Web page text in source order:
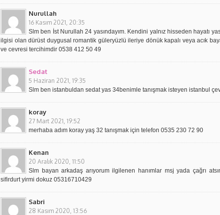
Nurullah
16 Kasım 2021, 20:35
Slm ben İst Nurullah 24 yasındayım. Kendini yalnız hisseden hayatı
ilgisi olan dürüst duygusal romantik güleryüzlü ileriye dönük kapalı veya acık
ve cevresi tercihimdir 0538 412 50 49
Sedat
5 Haziran 2021, 19:35
Slm ben istanbuldan sedat yas 34benimle tanışmak isteyen istanbul
koray
27 Mart 2021, 19:52
merhaba adım koray yaş 32 tanışmak için telefon 0535 230 72 90
Kenan
20 Aralık 2020, 11:50
Slm bayan arkadaş arıyorum ilgilenen hanımlar msj yada çağrı
sifirdurt yirmi dokuz 05316710429
Sabri
28 Kasım 2020, 13:56